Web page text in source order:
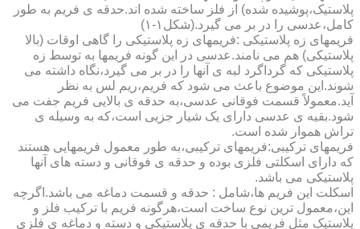
پلاستیک،پوشیده شده) از فلز ساخته شده اند.حدقه ی فریم به طور
کامل،عدسی را در بر می گیرد.(شکل۱-۱)
فریمهای زه پلاستیکی :فریمهای زه پلاستیکی را گاهی اوقات (بالا
پلاستیکی) هم می نامند.عدسی در این گونه فریمها به توسط زه
پلاستیکی که گرداگرد لبه ی آنها را در بر می گیرد،نگاه داشته می
شوند.این موضوع باعث می شود که فریم،ریم لس به نظر
آید.معمولاً قسمت فوقانی عدسی،به حدقه ی بالایی فریم جفت می
شود.بقیه ی عدسی دارای یک شیار جزیی است،که به وسیله ی
تراش هموار شده است.
فریمهای ترکیبی:فریمهای ترکیبی،به طور معمول فریمهایی هستند
که دارای اسکلتی فلزی بوده و حدقه ی فوقانی و دسته های آنها
پلاستیکی می باشد.
اسکلت این فریم ها،شامل : حدقه و قسمت دماغه می باشد.اگرچه
این،معمول ترین نوع ساخت است،هرگونه فریم با ترکیب فلز و
پلاستیک مثل فریمی با حدقه ی پلاستیکی و دسته و دماغه ی فلزی